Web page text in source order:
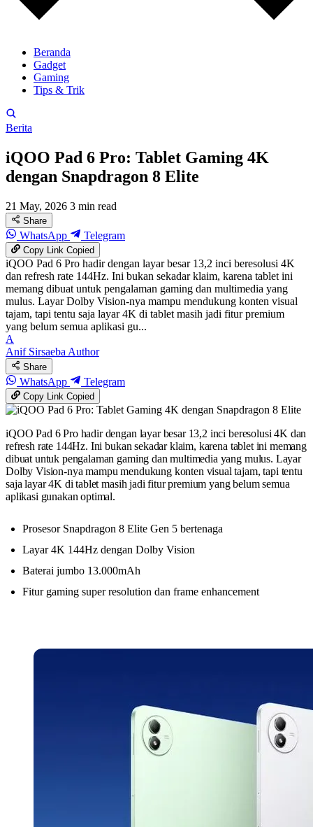
Beranda
Gadget
Gaming
Tips & Trik
Berita
iQOO Pad 6 Pro: Tablet Gaming 4K
dengan Snapdragon 8 Elite
21 May, 2026 3 min read
Share
WhatsApp Telegram
Copy LinkCopied
iQOO Pad 6 Pro hadir dengan layar besar 13,2 inci beresolusi 4K
dan refresh rate 144Hz. Ini bukan sekadar klaim, karena tablet ini
memang dibuat untuk pengalaman gaming dan multimedia yang
mulus. Layar Dolby Vision-nya mampu mendukung konten visual
tajam, tapi tentu saja layar 4K di tablet masih jadi fitur premium
yang belum semua aplikasi gu...
A
Anif SirsaebaAuthor
Share
WhatsApp Telegram
Copy LinkCopied
iQOO Pad 6 Pro hadir dengan layar besar 13,2 inci beresolusi 4K dan
refresh rate 144Hz. Ini bukan sekadar klaim, karena tablet ini memang
dibuat untuk pengalaman gaming dan multimedia yang mulus. Layar
Dolby Vision-nya mampu mendukung konten visual tajam, tapi tentu
saja layar 4K di tablet masih jadi fitur premium yang belum semua
aplikasi gunakan optimal.
Prosesor Snapdragon 8 Elite Gen 5 bertenaga
Layar 4K 144Hz dengan Dolby Vision
Baterai jumbo 13.000mAh
Fitur gaming super resolution dan frame enhancement